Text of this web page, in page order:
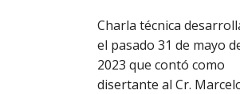
Charla técnica
el pasado 31 de mayo
2023 que contó como
disertante al Cr.